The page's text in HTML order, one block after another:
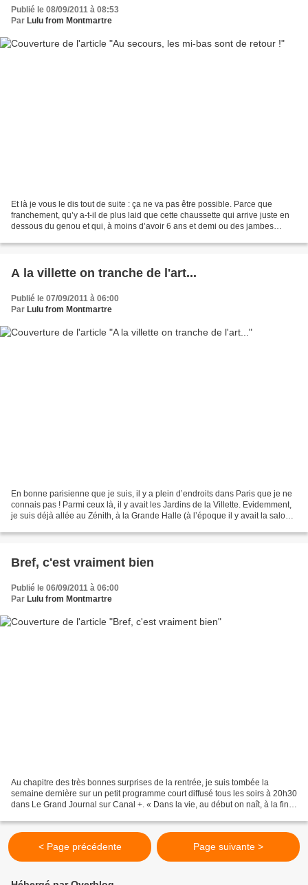
Publié le 08/09/2011 à 08:53
Par Lulu from Montmartre
Et là je vous le dis tout de suite : ça ne va pas être possible. Parce que
franchement, qu’y a-t-il de plus laid que cette chaussette qui arrive juste en
dessous du genou et qui, à moins d’avoir 6 ans et demi ou des jambes
A la villette on tranche de l'art...
Publié le 07/09/2011 à 06:00
Par Lulu from Montmartre
En bonne parisienne que je suis, il y a plein d’endroits dans Paris que je ne
connais pas ! Parmi ceux là, il y avait les Jardins de la Villette. Evidemment,
je suis déjà allée au Zénith, à la Grande Halle (à l’époque il y avait la salon
Bref, c'est vraiment bien
Publié le 06/09/2011 à 06:00
Par Lulu from Montmartre
Au chapitre des très bonnes surprises de la rentrée, je suis tombée la
semaine dernière sur un petit programme court diffusé tous les soirs à 20h30
dans Le Grand Journal sur Canal +. « Dans la vie, au début on naît, à la fin
< Page précédente Page suivante >